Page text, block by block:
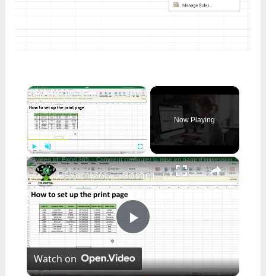
×
Play Unmute Fullscreen
Now Playing
×
Play
Video
Excel 365 – Comment configurer la mise en page d’impression
Watch on